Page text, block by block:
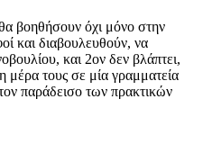
βοηθήσουν όχι μόνο στην
και διαβουλευθούν, να
και 2ον δεν βλάπτει,
μέρα τους σε μία γραμματεία
παράδεισο των πρακτικών